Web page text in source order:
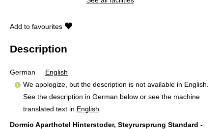
Add to favourites
Description
German
English
We apologize, but the description is not available in English.
See the description in German below or see the machine
translated text in English
Dormio Aparthotel Hinterstoder, Steyrursprung Standard -